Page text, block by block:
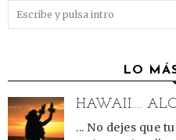
LO
HAWAII....
... No dejes que